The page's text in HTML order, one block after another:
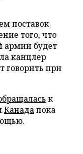
поставок
того, что
армии будет
канцлер
говорить при
к
Канадапока